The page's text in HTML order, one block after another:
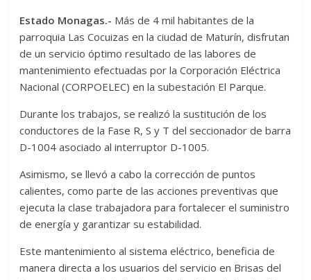
Estado Monagas.- Más de 4 mil habitantes de la
parroquia Las Cocuizas en la ciudad de Maturín, disfrutan
de un servicio óptimo resultado de las labores de
mantenimiento efectuadas por la Corporación Eléctrica
Nacional (CORPOELEC) en la subestación El Parque.
Durante los trabajos, se realizó la sustitución de los
conductores de la Fase R, S y T del seccionador de barra
D-1004 asociado al interruptor D-1005.
Asimismo, se llevó a cabo la corrección de puntos
calientes, como parte de las acciones preventivas que
ejecuta la clase trabajadora para fortalecer el suministro
de energía y garantizar su estabilidad.
Este mantenimiento al sistema eléctrico, beneficia de
manera directa a los usuarios del servicio en Brisas del